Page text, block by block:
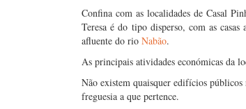
Confina com as localidades de Casal
Teresa é do tipo disperso, com as
afluente do rio Nabão.
As principais atividades económicas da
Não existem quaisquer edifícios públicos
freguesia a que pertence.